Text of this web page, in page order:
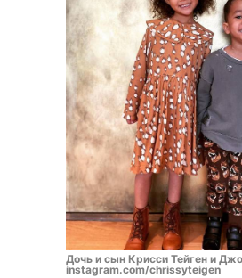
Дочь и сын Крисси Тейген и
instagram.com/chrissyteigen